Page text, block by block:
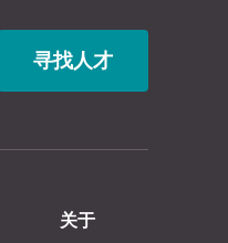
寻找人才
关于